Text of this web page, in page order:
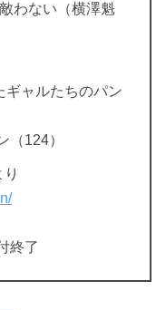
わない（横澤魁
ギャルたちのパン
（124）
り
終了